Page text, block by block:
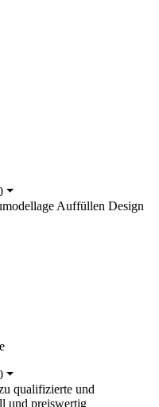
Auffüllen Design
qualifizierte und
und preiswertig